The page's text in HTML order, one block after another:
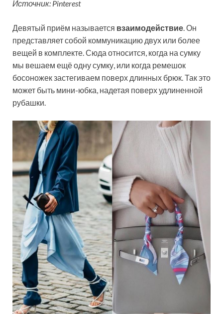
Источник: Pinterest
Девятый приём называется взаимодействие. Он
представляет собой коммуникацию двух или более
вещей в комплекте. Сюда относится, когда на сумку
мы вешаем ещё одну сумку, или когда ремешок
босоножек застегиваем поверх длинных брюк. Так это
может быть мини-юбка, надетая поверх удлиненной
рубашки.